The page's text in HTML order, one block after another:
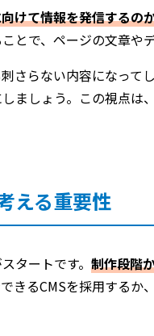
けて情報を発信するの
とで、ページの文章や
さらない内容になっ
ましょう。この視点は
える重要性
タートです。 制作段階
きるCMSを採用する